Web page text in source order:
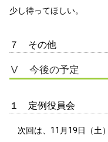
少し待ってほしい。
７ その他
Ⅴ 今後の予定
１ 定例役員会
次回は、11月19日（土